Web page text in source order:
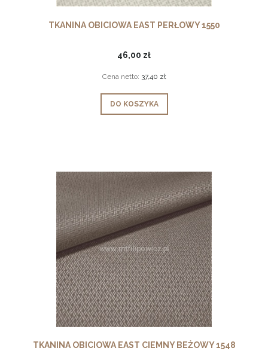
TKANINA OBICIOWA EAST PERŁOWY 1550
46,00 zł
Cena netto: 37,40 zł
DO KOSZYKA
TKANINA OBICIOWA EAST CIEMNY BEŻOWY 1548